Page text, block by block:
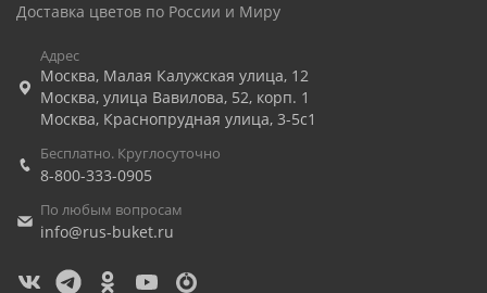
Доставка цветов по России и Миру
Адрес
Москва, Малая Калужская улица, 12
Москва, улица Вавилова, 52, корп. 1
Москва, Краснопрудная улица, 3-5с1
Бесплатно. Круглосуточно
8-800-333-0905
По любым вопросам
info@rus-buket.ru